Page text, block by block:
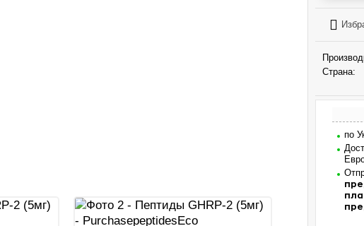
Страна:
по